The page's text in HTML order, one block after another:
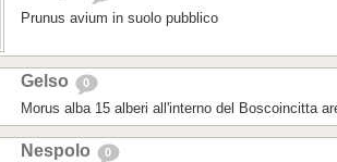
Prunus avium in suolo pubblico
Gelso 0
Morus alba 15 alberi all'interno del Boscoincitta
Nespolo 0